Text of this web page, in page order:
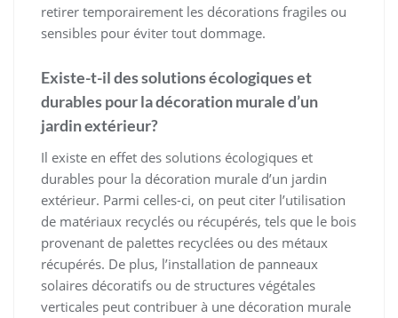
retirer temporairement les décorations fragiles ou
sensibles pour éviter tout dommage.
Existe-t-il des solutions écologiques et
durables pour la décoration murale d’un
jardin extérieur?
Il existe en effet des solutions écologiques et
durables pour la décoration murale d’un jardin
extérieur. Parmi celles-ci, on peut citer l’utilisation
de matériaux recyclés ou récupérés, tels que le bois
provenant de palettes recyclées ou des métaux
récupérés. De plus, l’installation de panneaux
solaires décoratifs ou de structures végétales
verticales peut contribuer à une décoration murale